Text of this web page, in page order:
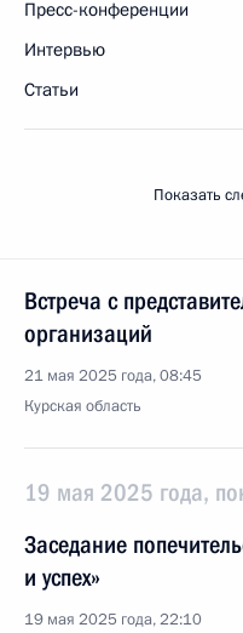
Пресс-конференции
Интервью
Статьи
Показать
Встреча с
организаций
21 мая 2025 года, 08:45
Курская область
19 мая 2025 года,
Заседание
и успех»
19 мая 2025 года, 22:10